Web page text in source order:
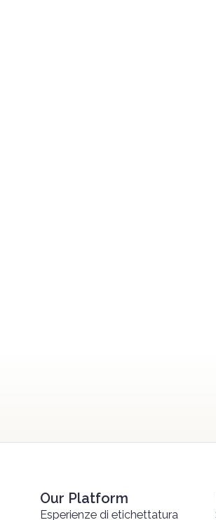
Our Platform
Esperienze di etichettatura